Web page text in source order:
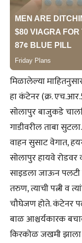
मिळालेल्या
हा कंटेनर (क्र.
सोलापुर बाजुकडे
गाडीवरील ताबा
वाहन सुसाट वेगात,
सोलापुर हायवे रोडवर
साइडला जाऊन
तरुण, त्याची पत्नी व
चौघेजण होते. कंटेनर
बाळ आश्चर्यकारक
किरकोळ जखमी